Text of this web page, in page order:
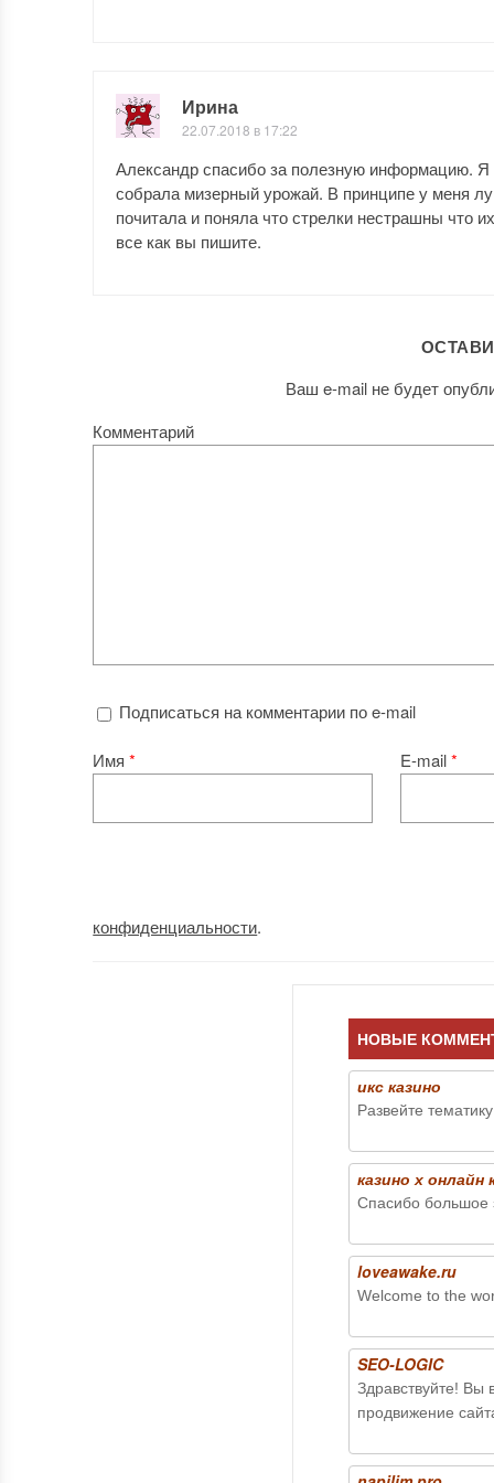
Ирина
22.07.2018 в 17:22
Александр спасибо за полезную информацию. Я
собрала мизерный урожай. В принципе у меня
почитала и поняла что стрелки нестрашны
все как вы пишите.
Ваш e-mail не будет
Комментарий
Подписаться на комментарии по e-mail
Имя* E-mail*
конфиденциальности.
НОВЫЕ
икс казино
Развейте
казино х онлайн
Спасибо большое
loveawake.ru
Welcome to the
SEO-LOGIC
Здравствуйте! Вы
продвижение